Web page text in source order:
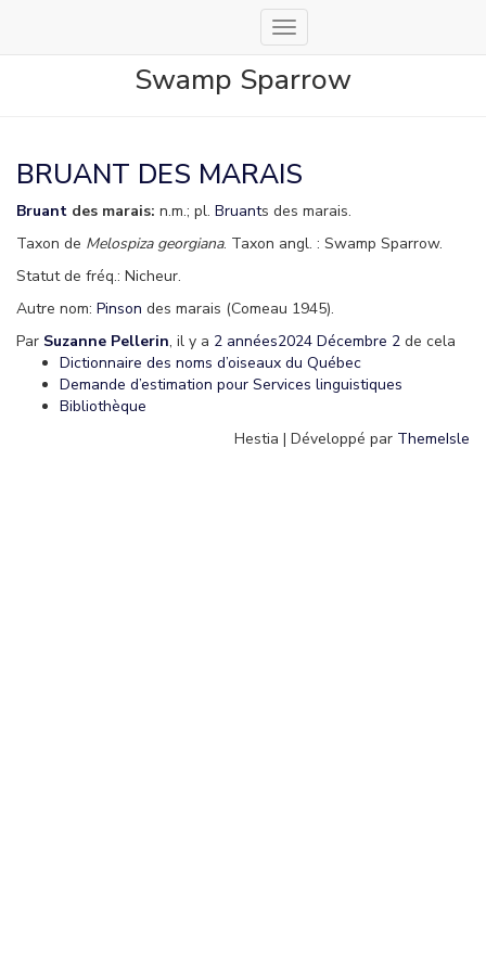
Déplier
navigation
Swamp Sparrow
BRUANT DES MARAIS
Bruant des marais: n.m.; pl. Bruants des marais.
Taxon de Melospiza georgiana. Taxon angl. : Swamp Sparrow.
Statut de fréq.: Nicheur.
Autre nom: Pinson des marais (Comeau 1945).
Par Suzanne Pellerin, il y a 2 années2024 Décembre 2 de cela
Dictionnaire des noms d’oiseaux du Québec
Demande d’estimation pour Services linguistiques
Bibliothèque
Hestia | Développé par ThemeIsle